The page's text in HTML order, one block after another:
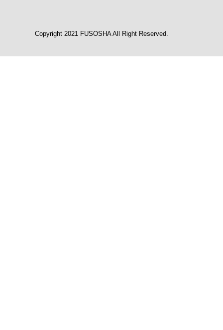
Copyright 2021 FUSOSHA All Right Reserved.